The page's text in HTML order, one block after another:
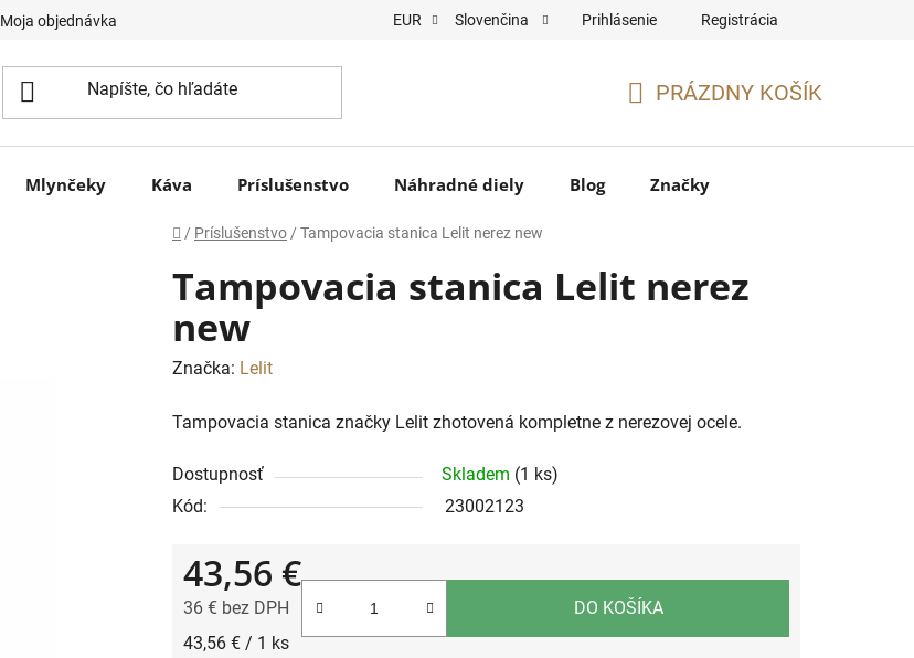
Moja objednávka EUR Slovenčina Prihlásenie Registrácia
KOŠÍK
PRÁZDNY KOŠÍK
Mlynčeky Káva Príslušenstvo Náhradné diely Blog Značky
Domov
/ Príslušenstvo / Tampovacia stanica Lelit nerez new
Tampovacia stanica Lelit nerez
new
Značka: Lelit
Tampovacia stanica značky Lelit zhotovená kompletne z nerezovej ocele.
Dostupnosť Skladem (1 ks)
Kód:
23002123
43,56 €
36 € bez DPH
Jednotková cena:
43,56 € / 1 ks
DO KOŠÍKA